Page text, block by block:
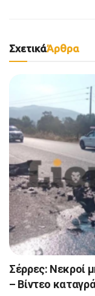
ΣχετικάΆρθρα
Σέρρες: Νεκροί
– Βίντεο